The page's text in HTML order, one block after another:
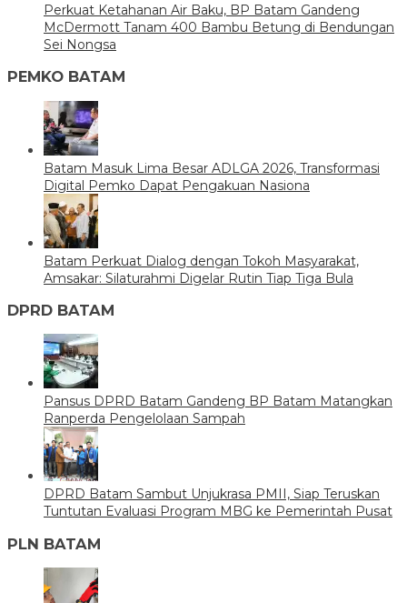
Perkuat Ketahanan Air Baku, BP Batam Gandeng
McDermott Tanam 400 Bambu Betung di Bendungan
Sei Nongsa
PEMKO BATAM
Batam Masuk Lima Besar ADLGA 2026, Transformasi
Digital Pemko Dapat Pengakuan Nasiona
Batam Perkuat Dialog dengan Tokoh Masyarakat,
Amsakar: Silaturahmi Digelar Rutin Tiap Tiga Bula
DPRD BATAM
Pansus DPRD Batam Gandeng BP Batam Matangkan
Ranperda Pengelolaan Sampah
DPRD Batam Sambut Unjukrasa PMII, Siap Teruskan
Tuntutan Evaluasi Program MBG ke Pemerintah Pusat
PLN BATAM